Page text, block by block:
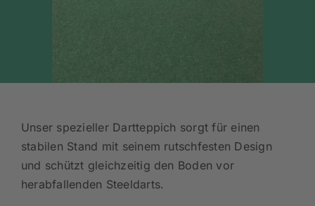
Unser spezieller Dartteppich sorgt für einen
stabilen Stand mit seinem rutschfesten Design
und schützt gleichzeitig den Boden vor
herabfallenden Steeldarts.